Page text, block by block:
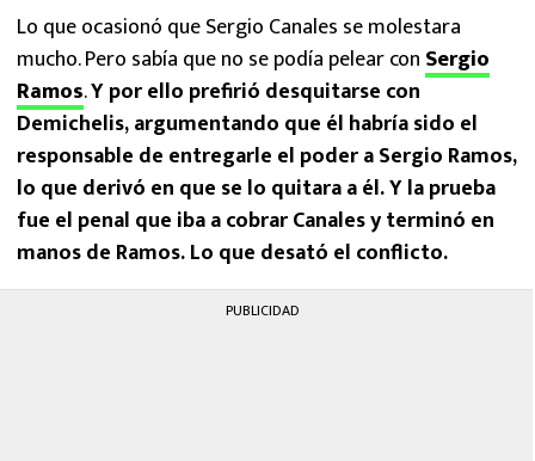
Lo que ocasionó que Sergio Canales se molestara
mucho. Pero sabía que no se podía pelear con Sergio
Ramos.Y por ello prefirió desquitarse con
Demichelis, argumentando que él habría sido el
responsable de entregarle el poder a Sergio Ramos,
lo que derivó en que se lo quitara a él. Y la prueba
fue el penal que iba a cobrar Canales y terminó en
manos de Ramos. Lo que desató el conflicto.
PUBLICIDAD